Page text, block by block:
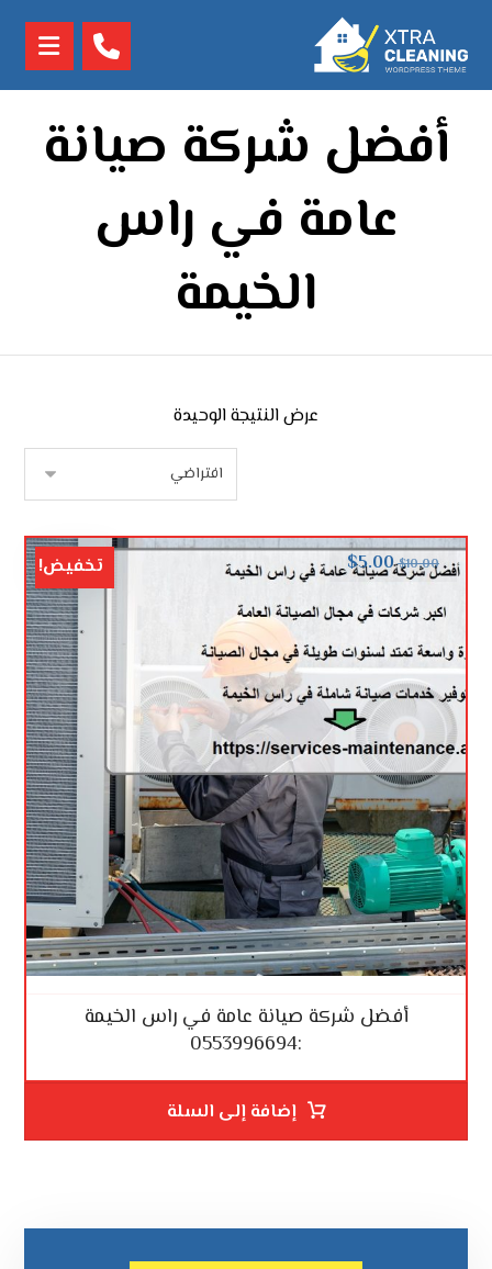
أفضل شركة صيانة
عامة في راس
الخيمة
عرض النتيجة الوحيدة
أفضل شركة صيانة عامة في راس الخيمة
:0553996694
$10.00
$5.00 تخفيض!
إضافة إلى السلة